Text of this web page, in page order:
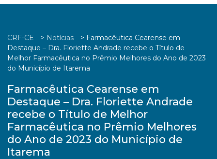
CRF-CE > Notícias > Farmacêutica Cearense em
Destaque – Dra. Floriette Andrade recebe o Título de
Melhor Farmacêutica no Prêmio Melhores do Ano de 2023
do Município de Itarema
Farmacêutica Cearense em
Destaque – Dra. Floriette Andrade
recebe o Título de Melhor
Farmacêutica no Prêmio Melhores
do Ano de 2023 do Município de
Itarema